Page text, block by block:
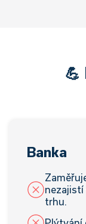
💪
Banka
nezajistí
trhu.